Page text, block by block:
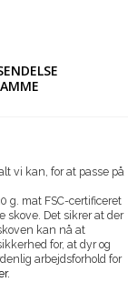
vi kan, for at passe på
g. mat FSC-certificeret
skove. Det sikrer at der
kan nå at
for, at dyr og
arbejdsforhold for